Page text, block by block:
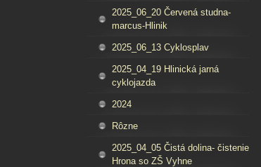
2025_06_20 Červená studna-
marcus-Hlinik
2025_06_13 Cyklosplav
2025_04_19 Hlinická jarná
cyklojazda
2024
Rôzne
2025_04_05 Čistá dolina- čistenie
Hrona so ZŠ Vyhne